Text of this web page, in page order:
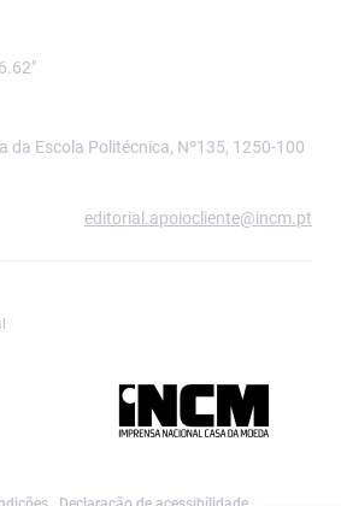
da Escola Politécnica, Nº135, 1250-100
editorial.apoiocliente@incm.pt